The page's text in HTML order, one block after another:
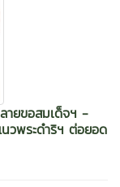
ายขอสมเด็จฯ -
วพระดำริฯ ต่อยอด